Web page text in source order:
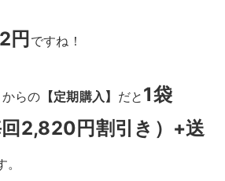
円 ですね！
らの 【定期購入】 だと 1袋
2,820円割引き）+送